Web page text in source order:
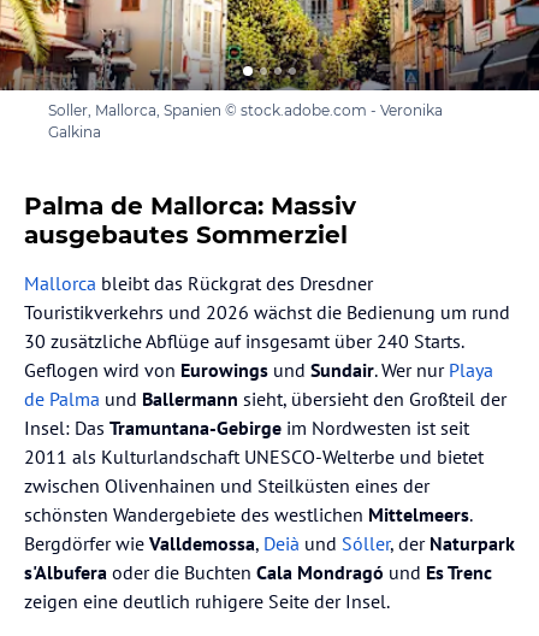
Soller, Mallorca, Spanien © stock.adobe.com - Veronika
Galkina
Palma de Mallorca: Massiv
ausgebautes Sommerziel
Mallorca bleibt das Rückgrat des Dresdner
Touristikverkehrs und 2026 wächst die Bedienung um rund
30 zusätzliche Abflüge auf insgesamt über 240 Starts.
Geflogen wird von Eurowings und Sundair. Wer nur Playa
de Palma und Ballermann sieht, übersieht den Großteil der
Insel: Das Tramuntana-Gebirge im Nordwesten ist seit
2011 als Kulturlandschaft UNESCO-Welterbe und bietet
zwischen Olivenhainen und Steilküsten eines der
schönsten Wandergebiete des westlichen Mittelmeers.
Bergdörfer wie Valldemossa, Deià und Sóller, der Naturpark
s'Albufera oder die Buchten Cala Mondragó und Es Trenc
zeigen eine deutlich ruhigere Seite der Insel.